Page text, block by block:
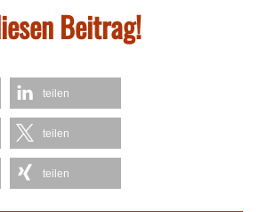
Beitrag!
teilen
teilen
teilen